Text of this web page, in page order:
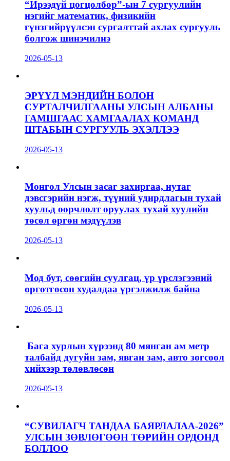
“Ирээдүй цогцолбор”-ын 7 сургуулийн
нэгийг математик, физикийн
гүнзгийрүүлсэн сургалттай ахлах сургууль
болгож шинэчилнэ
2026-05-13
ЭРҮҮЛ МЭНДИЙН БОЛОН
СУРТАЛЧИЛГААНЫ УЛСЫН АЛБАНЫ
ГАМШГААС ХАМГААЛАХ КОМАНД
ШТАБЫН СУРГУУЛЬ ЭХЭЛЛЭЭ
2026-05-13
Монгол Улсын засаг захиргаа, нутаг
дэвсгэрийн нэгж, түүний удирдлагын тухай
хуульд өөрчлөлт оруулах тухай хуулийн
төсөл өргөн мэдүүлэв
2026-05-13
Мод бут, сөөгийн суулгац, үр үрслэгээний
өргөтгөсөн худалдаа үргэлжилж байна
2026-05-13
Бага хурлын хүрээнд 80 мянган ам метр
талбайд дугуйн зам, явган зам, авто зогсоол
хийхээр төлөвлөсөн
2026-05-13
“СУВИЛАГЧ ТАНДАА БАЯРЛАЛАА-2026”
УЛСЫН ЗӨВЛӨГӨӨН ТӨРИЙН ОРДОНД
БОЛЛОО